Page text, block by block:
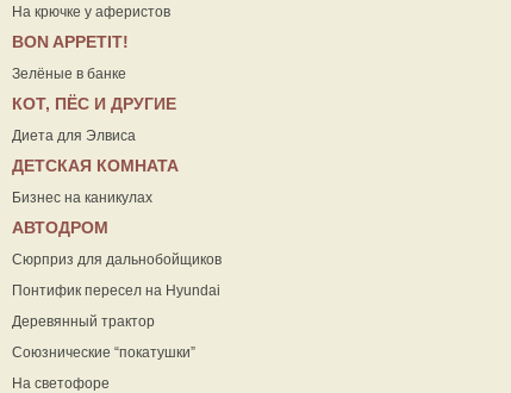
На крючке у аферистов
ВON APPETIT!
Зелёные в банке
КОТ, ПЁС И ДРУГИЕ
Диета для Элвиса
ДЕТСКАЯ КОМНАТА
Бизнес на каникулах
АВТОДРОМ
Сюрприз для дальнобойщиков
Понтифик пересел на Hyundai
Деревянный трактор
Союзнические “покатушки”
На светофоре